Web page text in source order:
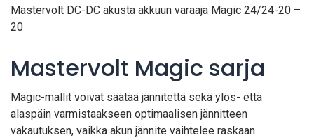
Mastervolt DC-DC akusta akkuun varaaja Magic 24/24-20 –
20
Mastervolt Magic sarja
Magic-mallit voivat säätää jännitettä sekä ylös- että
alaspäin varmistaakseen optimaalisen jännitteen
vakautuksen, vaikka akun jännite vaihtelee raskaan